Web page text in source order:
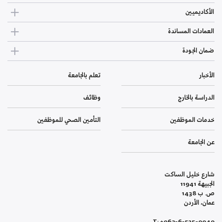
الأكاديميين
العمادات المساندة
ضمان الجودة
الأخبار تعلم بالجامعة
الدراسة بالخارج وظائف
خدمات الموظفين التأمين الصحي للموظفين
عن الجامعة
شارع خليل الساكت
الجبيهة 11941
ص. ب 1438
عمان، الأردن